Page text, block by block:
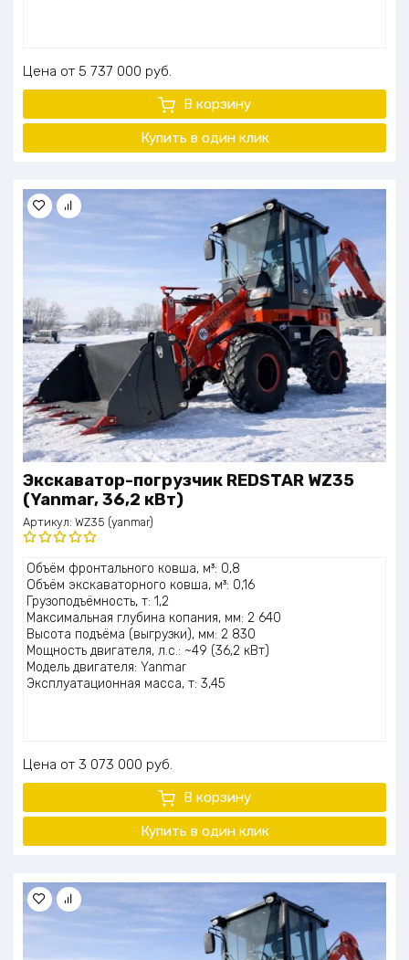
Цена 5 737 000 руб.
В корзину
Купить в один клик
Экскаватор-погрузчик REDSTAR WZ35
(Yanmar, 36,2 кВт)
Артикул: WZ35 (yanmar)
Оценка
5.00из 5
Объём фронтального ковша, м³: 0,8
Объём экскаваторного ковша, м³: 0,16
Грузоподъёмность, т: 1,2
Максимальная глубина копания, мм: 2 640
Высота подъёма (выгрузки), мм: 2 830
Мощность двигателя, л.с.: ~49 (36,2 кВт)
Модель двигателя: Yanmar
Эксплуатационная масса, т: 3,45
Цена 3 073 000 руб.
В корзину
Купить в один клик